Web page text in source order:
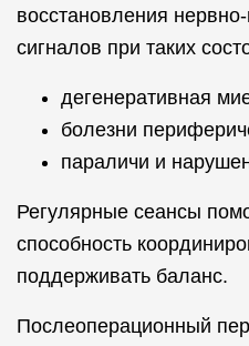
восстановления
сигналов при таких
дегенеративная
болезни
параличи и
Регулярные сеансы
способность
поддерживать баланс.
Послеоперационный